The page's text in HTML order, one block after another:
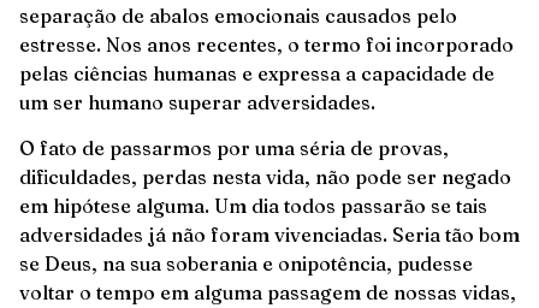
separação de abalos emocionais causados pelo
estresse. Nos anos recentes, o termo foi incorporado
pelas ciências humanas e expressa a capacidade de
um ser humano superar adversidades.
O fato de passarmos por uma séria de provas,
dificuldades, perdas nesta vida, não pode ser negado
em hipótese alguma. Um dia todos passarão se tais
adversidades já não foram vivenciadas. Seria tão bom
se Deus, na sua soberania e onipotência, pudesse
voltar o tempo em alguma passagem de nossas vidas,